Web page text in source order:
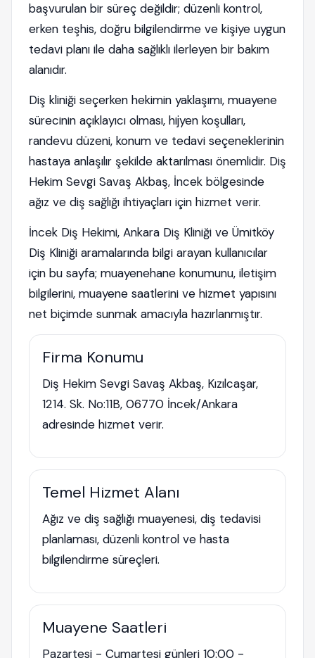
başvurulan bir süreç değildir; düzenli kontrol,
erken teşhis, doğru bilgilendirme ve kişiye uygun
tedavi planı ile daha sağlıklı ilerleyen bir bakım
alanıdır.
Diş kliniği seçerken hekimin yaklaşımı, muayene
sürecinin açıklayıcı olması, hijyen koşulları,
randevu düzeni, konum ve tedavi seçeneklerinin
hastaya anlaşılır şekilde aktarılması önemlidir. Diş
Hekim Sevgi Savaş Akbaş, İncek bölgesinde
ağız ve diş sağlığı ihtiyaçları için hizmet verir.
İncek Diş Hekimi, Ankara Diş Kliniği ve Ümitköy
Diş Kliniği aramalarında bilgi arayan kullanıcılar
için bu sayfa; muayenehane konumunu, iletişim
bilgilerini, muayene saatlerini ve hizmet yapısını
net biçimde sunmak amacıyla hazırlanmıştır.
Firma Konumu
Diş Hekim Sevgi Savaş Akbaş, Kızılcaşar,
1214. Sk. No:11B, 06770 İncek/Ankara
adresinde hizmet verir.
Temel Hizmet Alanı
Ağız ve diş sağlığı muayenesi, diş tedavisi
planlaması, düzenli kontrol ve hasta
bilgilendirme süreçleri.
Muayene Saatleri
Pazartesi - Cumartesi günleri 10:00 -